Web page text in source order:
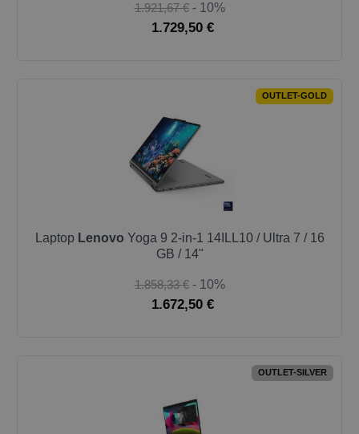
1.921,67 € - 10%
1.729,50 €
OUTLET-GOLD
Laptop Lenovo Yoga 9 2-in-1 14ILL10 / Ultra 7 / 16
GB / 14"
1.858,33 € - 10%
1.672,50 €
OUTLET-SILVER